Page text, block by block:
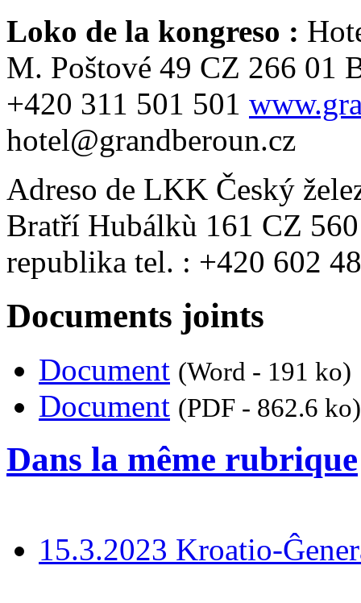
Loko de la kongreso :
M. Poštové 49 CZ 266 01
+420 311 501 501
hotel@grandberoun.cz
Adreso de LKK Český
Bratří Hubálkù 161 CZ
republika tel. : +420 602
Documents joints
Document (Word - 191 ko)
Document (PDF - 862.6 ko)
Dans la même rubrique
15.3.2023 Kroatio-